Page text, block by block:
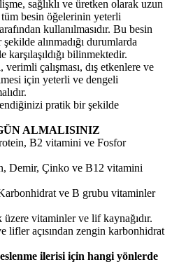
sağlıklı ve üretken olarak uzun
besin öğelerinin yeterli
kullanılmasıdır. Bu besin
alınmadığı durumlarda
bilinmektedir.
çalışması, dış etkenlere ve
için yeterli ve dengeli
pratik bir şekilde
ALMALISINIZ
B2 vitamini ve Fosfor
Demir, Çinko ve B12 vitamini
ve B grubu vitaminler
vitaminler ve lif kaynağıdır.
açısından zengin karbonhidrat
ilerisi için hangi yönlerde